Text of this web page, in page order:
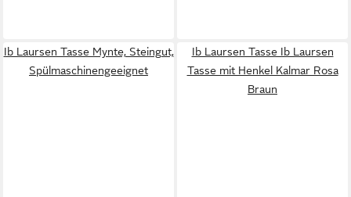
Ib Laursen Tasse Mynte, Steingut,
Spülmaschinengeeignet
Ib Laursen Tasse Ib Laursen
Tasse mit Henkel Kalmar Rosa
Braun